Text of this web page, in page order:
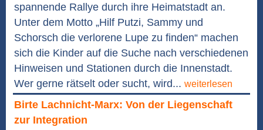
spannende Rallye durch ihre Heimatstadt an.
Unter dem Motto „Hilf Putzi, Sammy und
Schorsch die verlorene Lupe zu finden“ machen
sich die Kinder auf die Suche nach verschiedenen
Hinweisen und Stationen durch die Innenstadt.
Wer gerne rätselt oder sucht, wird... weiterlesen
Birte Lachnicht-Marx: Von der Liegenschaft
zur Integration